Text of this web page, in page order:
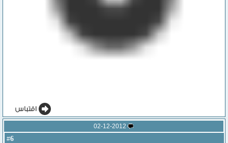
02-12-2012
6